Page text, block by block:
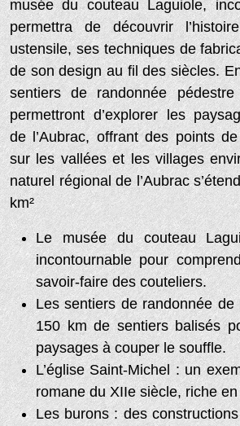
musée du couteau Laguiole,
permettra de découvrir
ustensile, ses techniques de
de son design au fil des siècles.
sentiers de randonnée
permettront d’explorer les
de l’Aubrac, offrant des points
sur les vallées et les villages
naturel régional de l’Aubrac
km²
Le musée du couteau
incontournable pour
savoir-faire des couteliers.
Les sentiers de randonnée de
150 km de sentiers balisés
paysages à couper le souffle.
L’église Saint-Michel : un
romane du XIIe siècle, riche
Les burons : des